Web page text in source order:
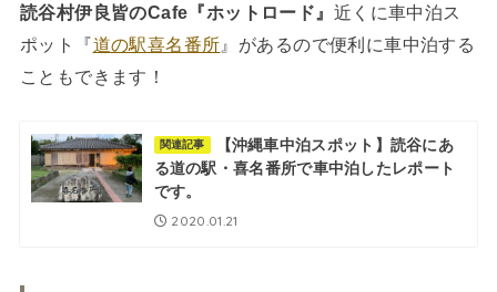
読谷村伊良皆のCafe『ホットロード』 近くに車中泊ス
ポット『道の駅喜名番所 』があるので便利に車中泊する
こともできます！
関連記事
【沖縄車中泊スポット】読谷にあ
る道の駅・喜名番所で車中泊したレポート
です。
2020.01.21